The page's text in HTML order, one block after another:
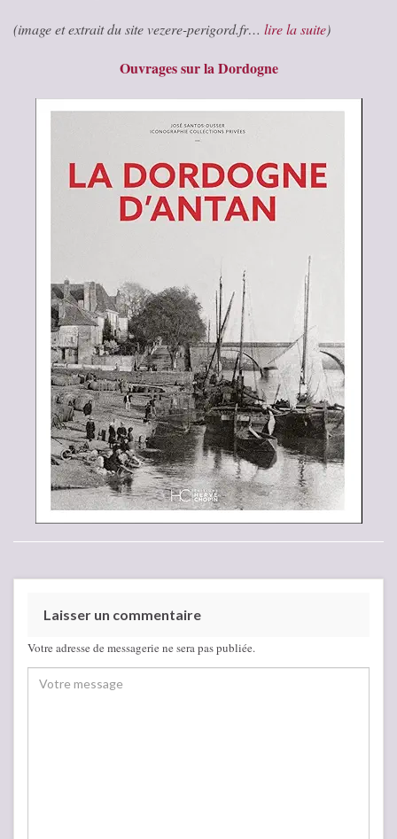
(image et extrait du site vezere-perigord.fr… lire la suite)
Ouvrages sur la Dordogne
Laisser un commentaire
Votre adresse de messagerie ne sera pas publiée.